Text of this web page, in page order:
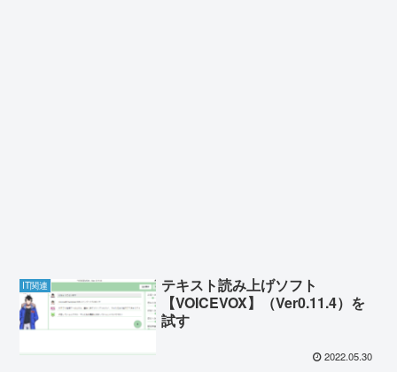
IT関連
テキスト読み上げソフト
【VOICEVOX】（Ver0.11.4）を
試す
2022.05.30